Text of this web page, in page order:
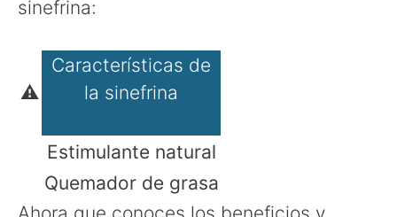
sinefrina:
⚠
Características de
la sinefrina
Estimulante natural
Quemador de grasa